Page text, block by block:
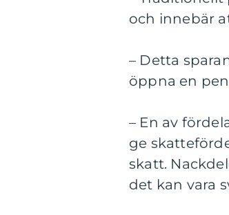
och innebär
– Detta
öppna en
– En av
ge
skatt.
det kan vara